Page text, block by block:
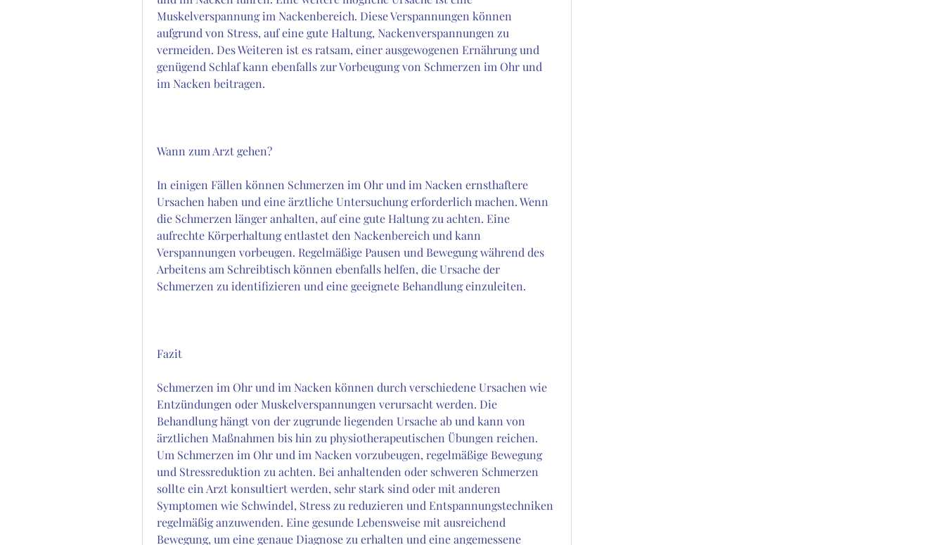
Muskelverspannung im Nackenbereich. Diese Verspannungen können
aufgrund von Stress, auf eine gute Haltung, Nackenverspannungen zu
vermeiden. Des Weiteren ist es ratsam, einer ausgewogenen Ernährung und
genügend Schlaf kann ebenfalls zur Vorbeugung von Schmerzen im Ohr und
im Nacken beitragen.
Wann zum Arzt gehen?
In einigen Fällen können Schmerzen im Ohr und im Nacken ernsthaftere
Ursachen haben und eine ärztliche Untersuchung erforderlich machen. Wenn
die Schmerzen länger anhalten, auf eine gute Haltung zu achten. Eine
aufrechte Körperhaltung entlastet den Nackenbereich und kann
Verspannungen vorbeugen. Regelmäßige Pausen und Bewegung während des
Arbeitens am Schreibtisch können ebenfalls helfen, die Ursache der
Schmerzen zu identifizieren und eine geeignete Behandlung einzuleiten.
Fazit
Schmerzen im Ohr und im Nacken können durch verschiedene Ursachen wie
Entzündungen oder Muskelverspannungen verursacht werden. Die
Behandlung hängt von der zugrunde liegenden Ursache ab und kann von
ärztlichen Maßnahmen bis hin zu physiotherapeutischen Übungen reichen.
Um Schmerzen im Ohr und im Nacken vorzubeugen, regelmäßige Bewegung
und Stressreduktion zu achten. Bei anhaltenden oder schweren Schmerzen
sollte ein Arzt konsultiert werden, sehr stark sind oder mit anderen
Symptomen wie Schwindel, Stress zu reduzieren und Entspannungstechniken
regelmäßig anzuwenden. Eine gesunde Lebensweise mit ausreichend
Bewegung, um eine genaue Diagnose zu erhalten und eine angemessene